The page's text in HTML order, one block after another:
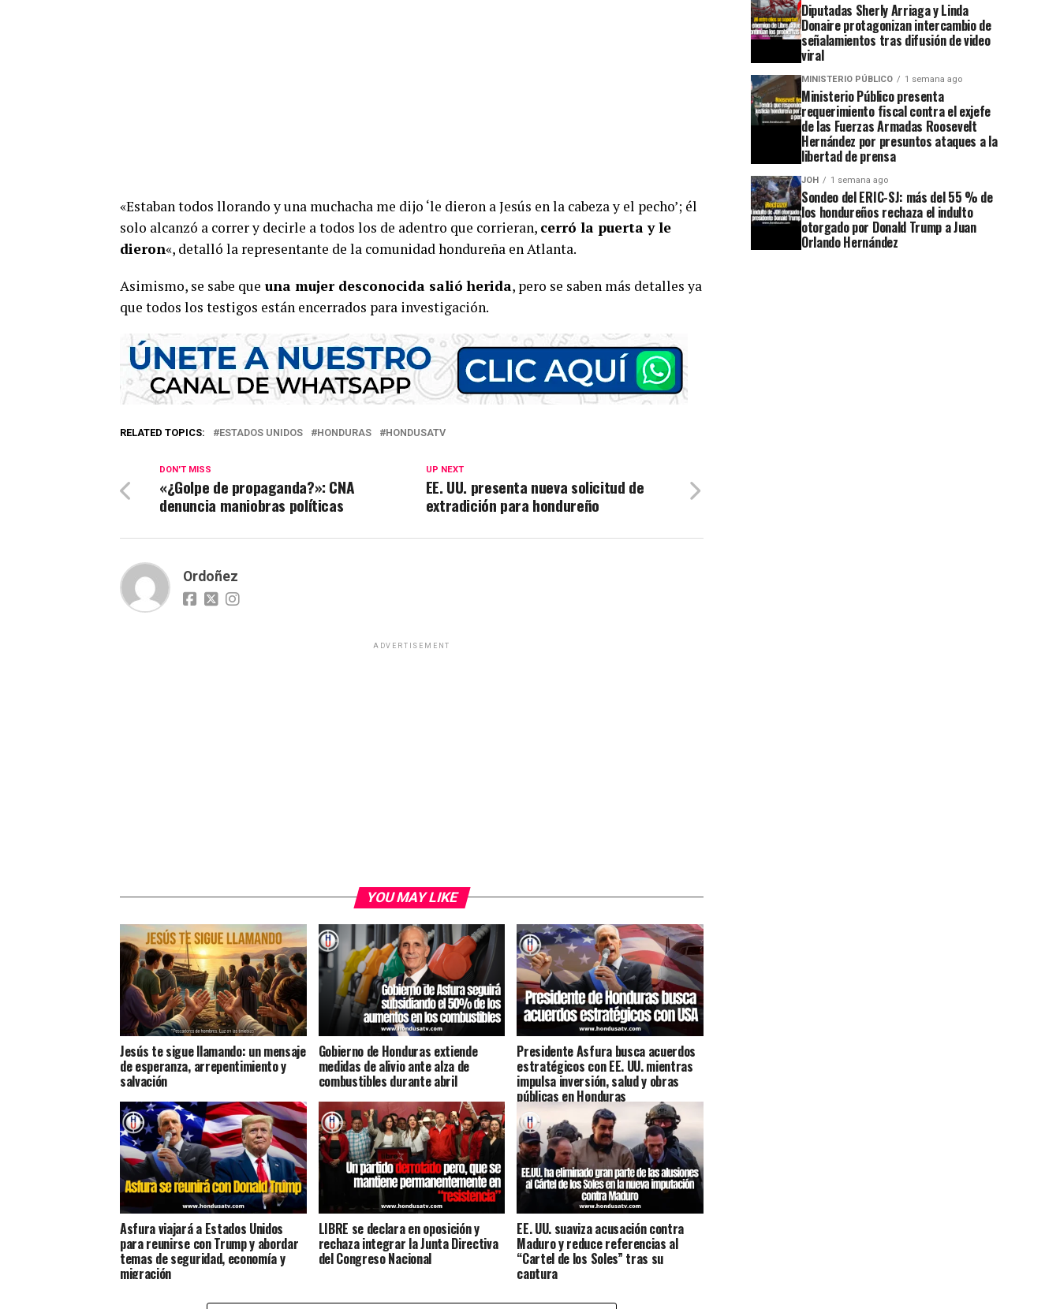
«Estaban todos llorando y una muchacha me dijo ‘le dieron a Jesús en la cabeza y el pecho’; él
solo alcanzó a correr y decirle a todos los de adentro que corrieran, cerró la puerta y le
dieron«, detalló la representante de la comunidad hondureña en Atlanta.
Asimismo, se sabe que una mujer desconocida salió herida, pero se saben más detalles ya
que todos los testigos están encerrados para investigación.
RELATED TOPICS: ESTADOS UNIDOS HONDURAS HONDUSATV
UP NEXT
EE. UU. presenta nueva solicitud de
extradición para hondureño
DON'T MISS
«¿Golpe de propaganda?»: CNA
denuncia maniobras políticas
Ordoñez
ADVERTISEMENT
YOU MAY LIKE
Jesús te sigue llamando: un mensaje
de esperanza, arrepentimiento y
salvación
Gobierno de Honduras extiende
medidas de alivio ante alza de
combustibles durante abril
Presidente Asfura busca acuerdos
estratégicos con EE. UU. mientras
impulsa inversión, salud y obras
públicas en Honduras
Asfura viajará a Estados Unidos
para reunirse con Trump y abordar
temas de seguridad, economía y
migración
LIBRE se declara en oposición y
rechaza integrar la Junta Directiva
del Congreso Nacional
EE. UU. suaviza acusación contra
Maduro y reduce referencias al
“Cartel de los Soles” tras su
captura
Diputadas Sherly Arriaga y Linda
Donaire protagonizan intercambio de
señalamientos tras difusión de video
viral
MINISTERIO PÚBLICO 1 semana ago
Ministerio Público presenta
requerimiento fiscal contra el exjefe
de las Fuerzas Armadas Roosevelt
Hernández por presuntos ataques a la
libertad de prensa
JOH 1 semana ago
Sondeo del ERIC-SJ: más del 55 % de
los hondureños rechaza el indulto
otorgado por Donald Trump a Juan
Orlando Hernández